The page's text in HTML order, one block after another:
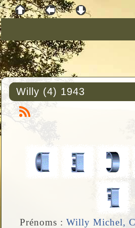
Willy (4) 1943
Prénoms : Willy Michel,